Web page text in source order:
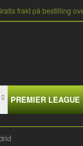
frakt på bestilling
PREMIER LEAGUE